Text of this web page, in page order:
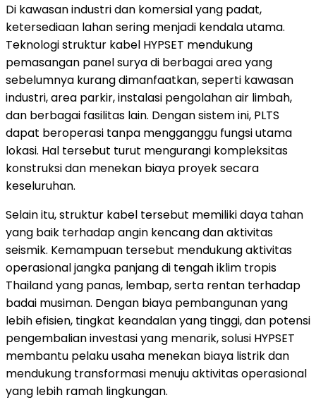
Di kawasan industri dan komersial yang padat,
ketersediaan lahan sering menjadi kendala utama.
Teknologi struktur kabel HYPSET mendukung
pemasangan panel surya di berbagai area yang
sebelumnya kurang dimanfaatkan, seperti kawasan
industri, area parkir, instalasi pengolahan air limbah,
dan berbagai fasilitas lain. Dengan sistem ini, PLTS
dapat beroperasi tanpa mengganggu fungsi utama
lokasi. Hal tersebut turut mengurangi kompleksitas
konstruksi dan menekan biaya proyek secara
keseluruhan.
Selain itu, struktur kabel tersebut memiliki daya tahan
yang baik terhadap angin kencang dan aktivitas
seismik. Kemampuan tersebut mendukung aktivitas
operasional jangka panjang di tengah iklim tropis
Thailand yang panas, lembap, serta rentan terhadap
badai musiman. Dengan biaya pembangunan yang
lebih efisien, tingkat keandalan yang tinggi, dan potensi
pengembalian investasi yang menarik, solusi HYPSET
membantu pelaku usaha menekan biaya listrik dan
mendukung transformasi menuju aktivitas operasional
yang lebih ramah lingkungan.